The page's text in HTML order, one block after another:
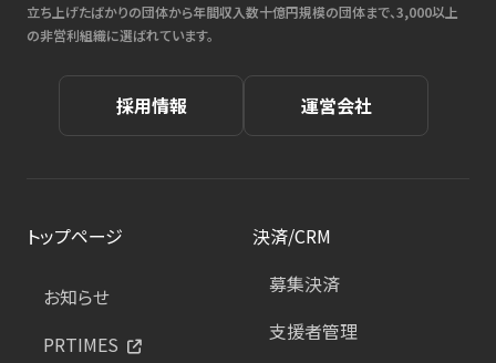
立ち上げたばかりの団体から年間収入数十億円規模の団体まで、3,000以上
の非営利組織に選ばれています。
採用情報 運営会社
トップページ
お知らせ
PRTIMES
決済/CRM
募集決済
支援者管理